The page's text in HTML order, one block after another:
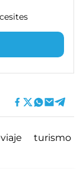
turismo